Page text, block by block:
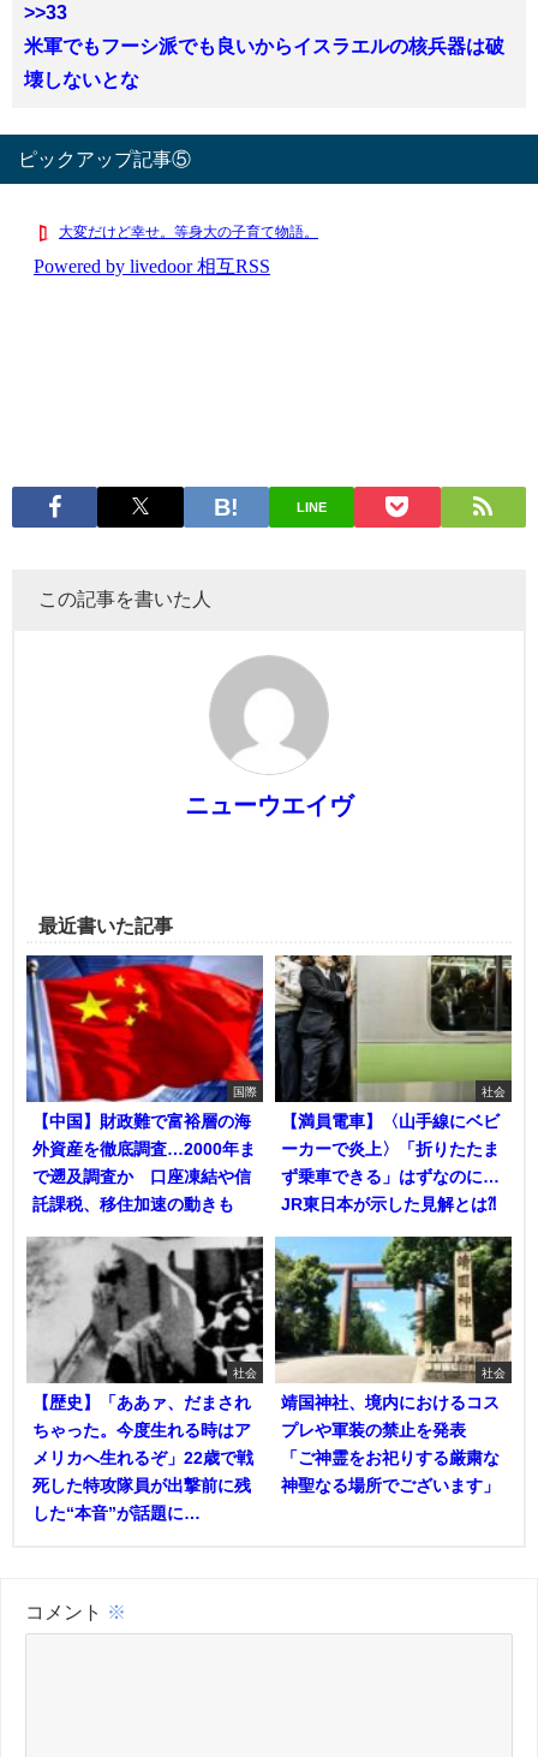
>>33
米軍でもフーシ派でも良いからイスラエルの核兵器は破
壊しないとな
ピックアップ記事⑤
LINE
この記事を書いた人
ニューウエイヴ
最近書いた記事
国際
【中国】財政難で富裕層の海
外資産を徹底調査…2000年ま
で遡及調査か 口座凍結や信
託課税、移住加速の動きも
社会
【満員電車】〈山手線にベビ
ーカーで炎上〉「折りたたま
ず乗車できる」はずなのに…
JR東日本が示した見解とは⁈
社会
【歴史】「ああァ、だまされ
ちゃった。今度生れる時はア
メリカへ生れるぞ」22歳で戦
死した特攻隊員が出撃前に残
した“本音”が話題に…
社会
靖国神社、境内におけるコス
プレや軍装の禁止を発表
「ご神霊をお祀りする厳粛な
神聖なる場所でございます」
コメント ※